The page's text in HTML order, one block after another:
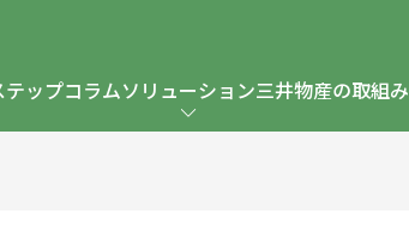
ップコラムソリューション三井物産の取組み